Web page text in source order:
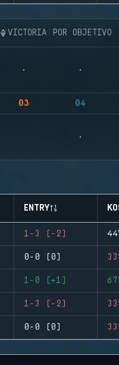
VICTORIA POR OBJETIVO
03 04
ENTRY
1-3 (-2)
0-0 (0)
1-0 (+1)
1-3 (-2)
0-0 (0)